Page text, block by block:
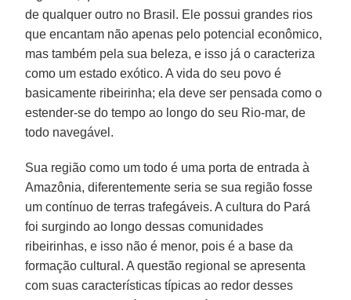
de qualquer outro no Brasil. Ele possui grandes rios
que encantam não apenas pelo potencial econômico,
mas também pela sua beleza, e isso já o caracteriza
como um estado exótico. A vida do seu povo é
basicamente ribeirinha; ela deve ser pensada como o
estender-se do tempo ao longo do seu Rio-mar, de
todo navegável.
Sua região como um todo é uma porta de entrada à
Amazônia, diferentemente seria se sua região fosse
um contínuo de terras trafegáveis. A cultura do Pará
foi surgindo ao longo dessas comunidades
ribeirinhas, e isso não é menor, pois é a base da
formação cultural. A questão regional se apresenta
com suas características típicas ao redor desses